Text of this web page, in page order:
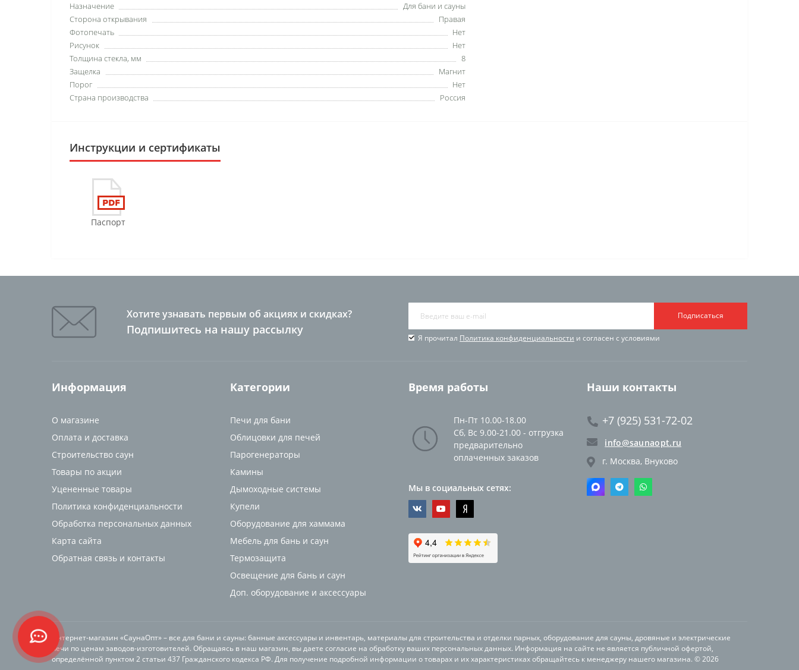
Назначение
Для бани и сауны
Сторона открывания
Правая
Фотопечать
Нет
Рисунок
Нет
Толщина стекла, мм
8
Защелка
Магнит
Порог
Нет
Страна производства
Россия
Инструкции и сертификаты
Паспорт
Хотите узнавать первым об акциях и скидках?
Подпишитесь на нашу рассылку
Подписаться
Я прочитал Политика конфиденциальности и согласен с условиями
Информация
О магазине
Оплата и доставка
Строительство саун
Товары по акции
Уцененные товары
Политика конфиденциальности
Обработка персональных данных
Карта сайта
Обратная связь и контакты
Категории
Печи для бани
Облицовки для печей
Парогенераторы
Камины
Дымоходные системы
Купели
Оборудование для хаммама
Мебель для бань и саун
Термозащита
Освещение для бань и саун
Доп. оборудование и аксессуары
Время работы
Пн-Пт 10.00-18.00
Сб, Вс 9.00-21.00 - отгрузка
предварительно
оплаченных заказов
Мы в социальных сетях:
Наши контакты
+7 (925) 531-72-02
info@saunaopt.ru
г. Москва, Внуково
Интернет-магазин «СаунаОпт» – все для бани и сауны: банные аксессуары и инвентарь, материалы для строительства и отделки парных, оборудование для сауны, дровяные и электрические
печи по ценам заводов-изготовителей. Обращаясь в наш магазин, вы даете согласие на обработку ваших персональных данных. Информация на сайте не является публичной офертой,
определённой пунктом 2 статьи 437 Гражданского кодекса РФ. Для получение подробной информации о товарах и их характеристиках обращайтесь к менеджеру нашего магазина. © 2026